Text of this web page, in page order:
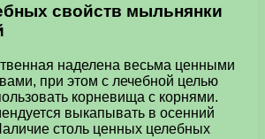
свойств мыльнянки
наделена весьма ценными
при этом с лечебной целью
корневища с корнями.
выкапывать в осенний
столь ценных целебных